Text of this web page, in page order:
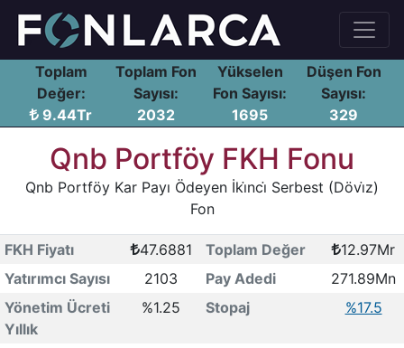
Toplam
Değer:
9.44Tr
Toplam Fon
Sayısı:
2032
Yükselen
Fon Sayısı:
1695
Düşen Fon
Sayısı:
329
Qnb Portföy FKH Fonu
Qnb Portföy Kar Payı Ödeyen İki̇nci̇ Serbest (Dövi̇z)
Fon
FKH Fiyatı 47.6881 Toplam Değer
12.97Mr
Yatırımcı Sayısı
2103 Pay Adedi
271.89Mn
Yönetim Ücreti
Yıllık
%1.25 Stopaj %17.5